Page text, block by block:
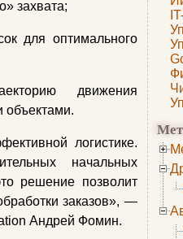
захвата;
для оптимального
движения
объектами.
логистике.
начальных
решение позволит
заказов», —
Андрей Фомин.